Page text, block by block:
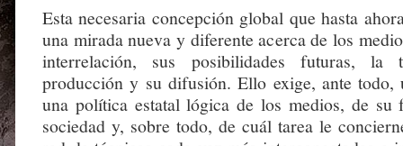
Esta necesaria concepción global que hasta
una mirada nueva y diferente acerca de los
interrelación, sus posibilidades futuras, la
producción y su difusión. Ello exige, ante todo,
una política estatal lógica de los medios, de su
sociedad y, sobre todo, de cuál tarea le